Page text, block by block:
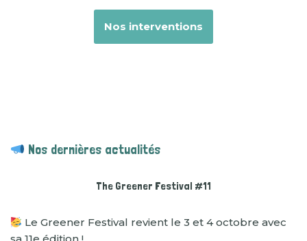
Nos interventions
Nos dernières actualités
The Greener Festival #11
Le Greener Festival revient le 3 et 4 octobre avec